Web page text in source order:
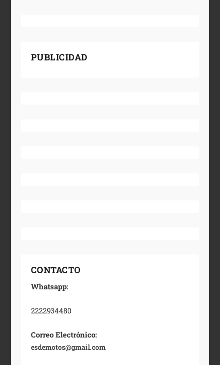
PUBLICIDAD
CONTACTO
Whatsapp:
2222934480
Correo Electrónico:
esdemotos@gmail.com